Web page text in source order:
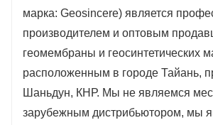
марка: Geosincere) является
производителем и оптовым
геомембраны и геосинтетических
расположенным в городе Тайань,
Шаньдун, КНР. Мы не являемся
зарубежным дистрибьютором, мы